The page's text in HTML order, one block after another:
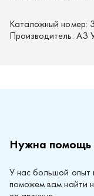
Каталожный номер:
Производитель: АЗ
Нужна помощь
У нас большой опыт
поможем вам найти